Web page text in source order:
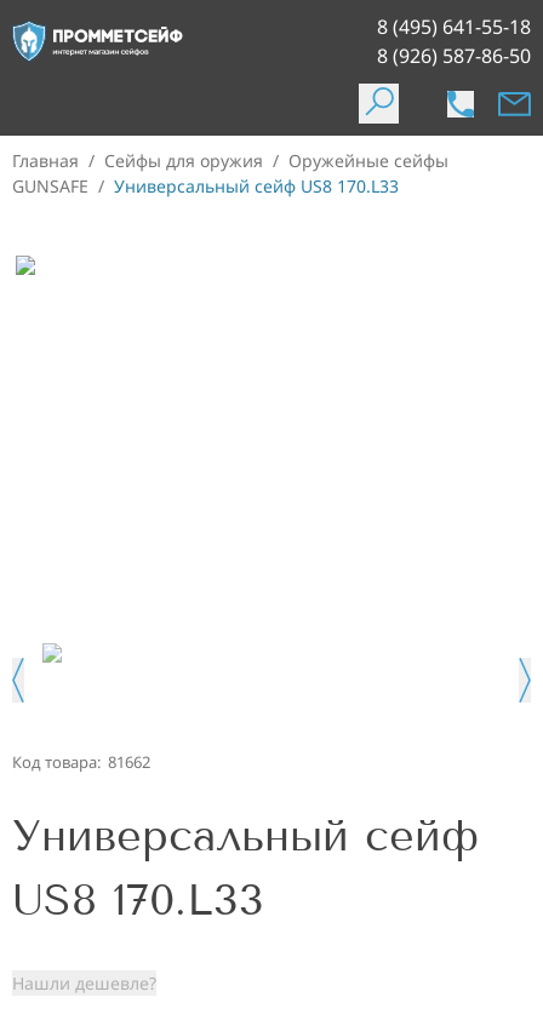
8 (495) 641-55-18
8 (926) 587-86-50
Главная / Сейфы для оружия / Оружейные сейфы
GUNSAFE / Универсальный сейф US8 170.L33
Код товара: 81662
Универсальный сейф
US8 170.L33
Нашли дешевле?